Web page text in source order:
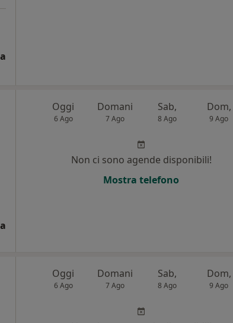
Oggi
6 Ago
Domani
7 Ago
Sab,
8 Ago
Dom,
9 Ago
Non ci sono agende disponibili!
Mostra telefono
Oggi
6 Ago
Domani
7 Ago
Sab,
8 Ago
Dom,
9 Ago